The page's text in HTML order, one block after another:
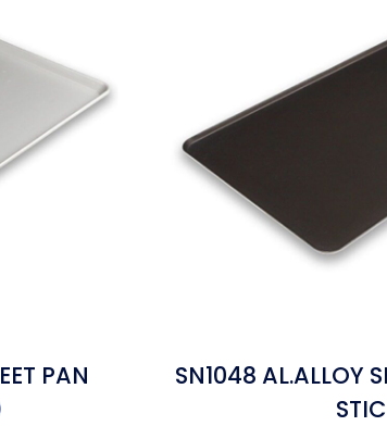
PAN
SN1048 AL.ALLOY